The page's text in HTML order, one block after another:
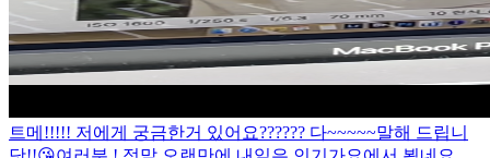
트메!!!!! 저에게 궁금한거 있어요?????? 다~~~~~말해 드립니